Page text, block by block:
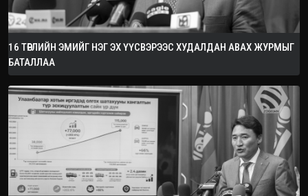
16 ТӨРЛИЙН ЭМИЙГ НЭГ ЭХ ҮҮСВЭРЭЭС ХУДАЛДАН АВАХ ЖУРМЫГ
БАТАЛЛАА